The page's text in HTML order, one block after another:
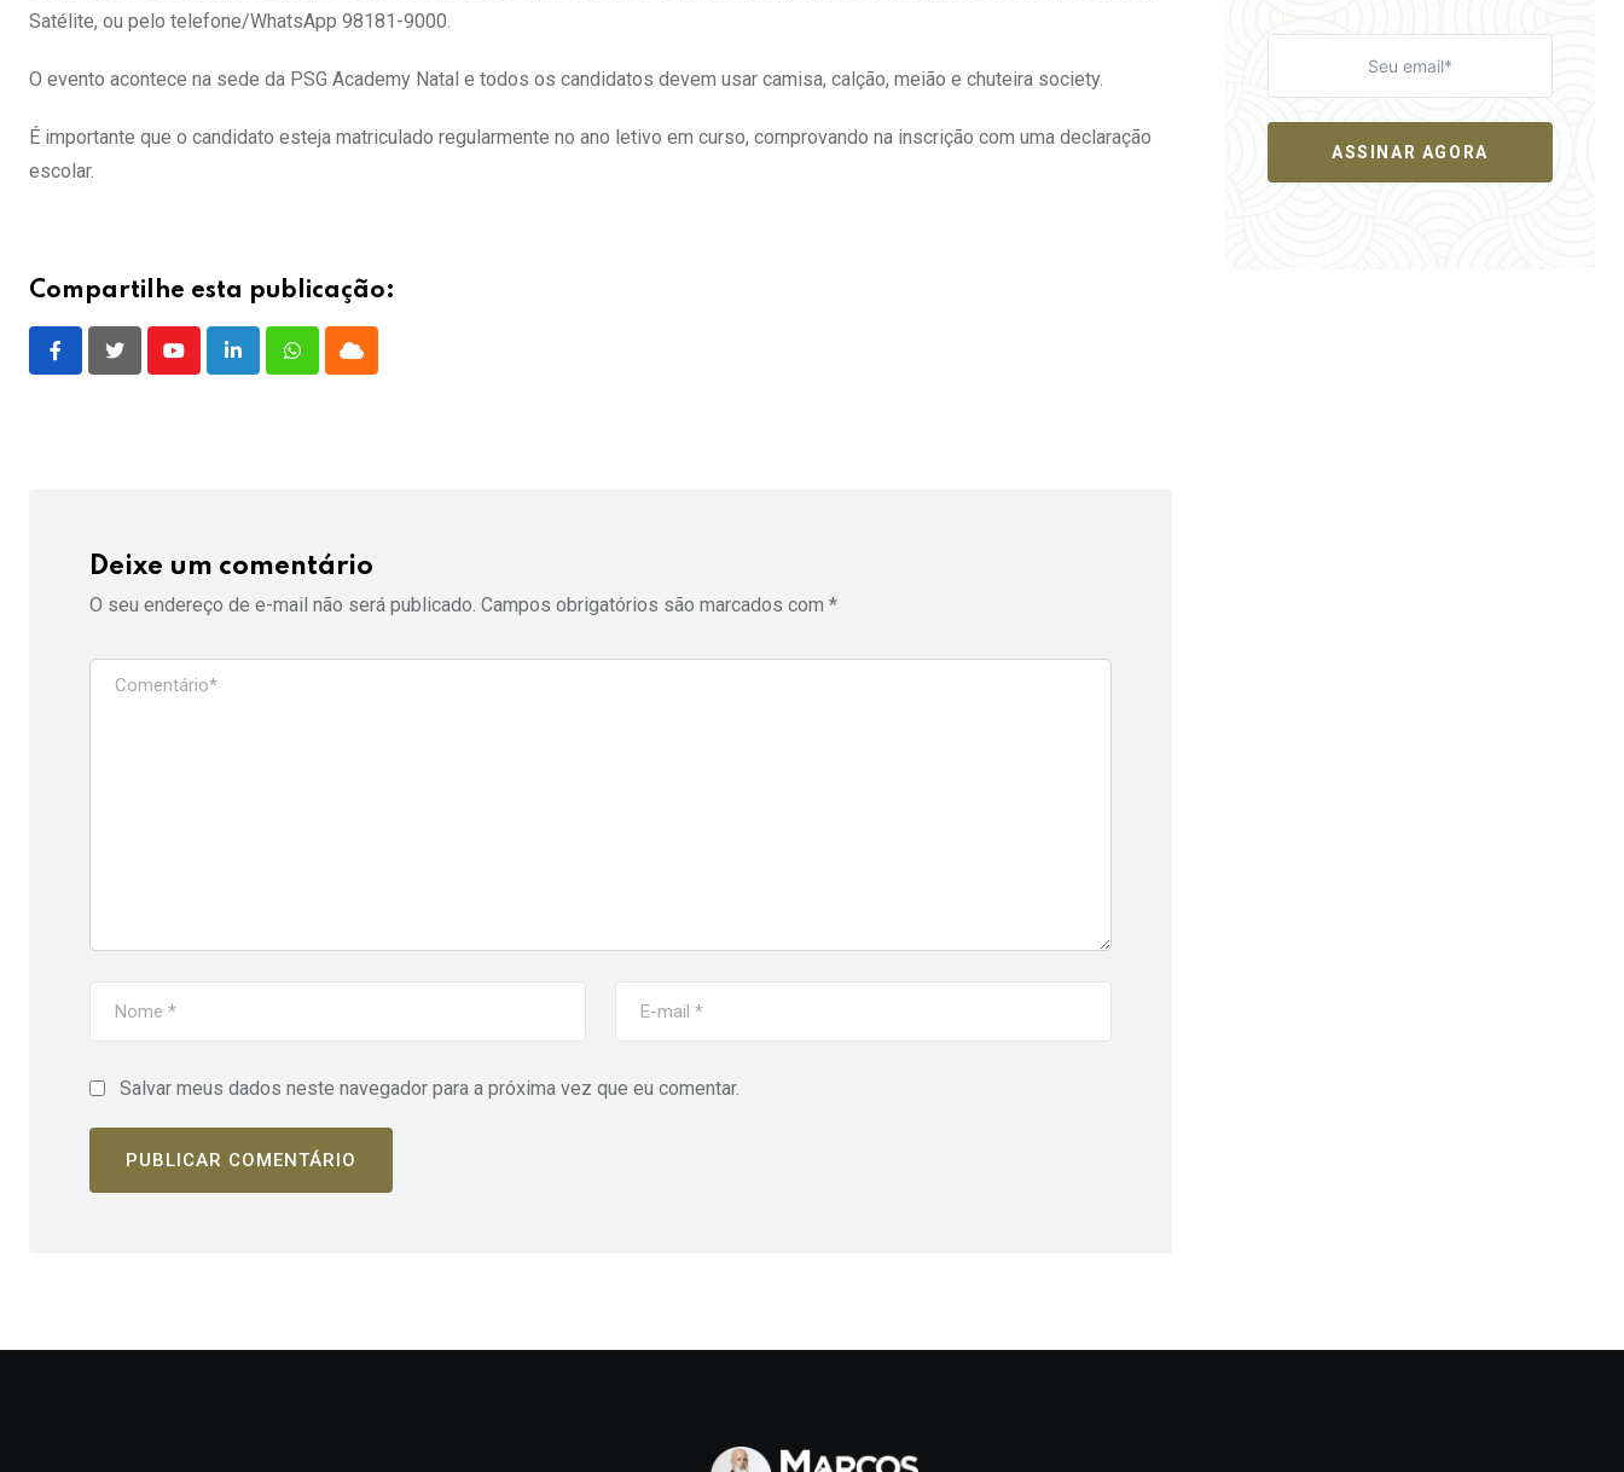
Satélite, ou pelo telefone/WhatsApp 98181-9000.
O evento acontece na sede da PSG Academy Natal e todos os candidatos devem usar camisa, calção, meião e chuteira society.
É importante que o candidato esteja matriculado regularmente no ano letivo em curso, comprovando na inscrição com uma declaração
escolar.
Compartilhe esta publicação:
YoutubeLinkedInWhatsappCloud
Deixe um comentário
O seu endereço de e-mail não será publicado. Campos obrigatórios são marcados com *
Salvar meus dados neste navegador para a próxima vez que eu comentar.
ASSINAR AGORA